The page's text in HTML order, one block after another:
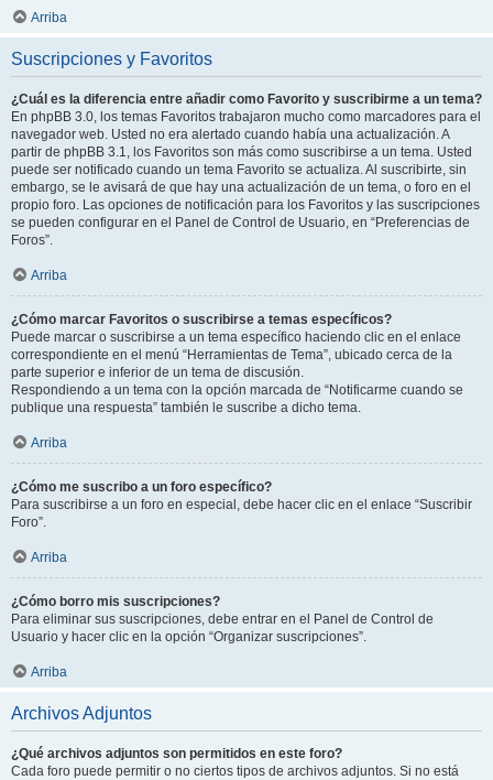
Arriba
Suscripciones y Favoritos
¿Cuál es la diferencia entre añadir como Favorito y suscribirme a un tema?
En phpBB 3.0, los temas Favoritos trabajaron mucho como marcadores para el
navegador web. Usted no era alertado cuando había una actualización. A
partir de phpBB 3.1, los Favoritos son más como suscribirse a un tema. Usted
puede ser notificado cuando un tema Favorito se actualiza. Al suscribirte, sin
embargo, se le avisará de que hay una actualización de un tema, o foro en el
propio foro. Las opciones de notificación para los Favoritos y las suscripciones
se pueden configurar en el Panel de Control de Usuario, en “Preferencias de
Foros”.
Arriba
¿Cómo marcar Favoritos o suscribirse a temas específicos?
Puede marcar o suscribirse a un tema específico haciendo clic en el enlace
correspondiente en el menú “Herramientas de Tema”, ubicado cerca de la
parte superior e inferior de un tema de discusión.
Respondiendo a un tema con la opción marcada de “Notificarme cuando se
publique una respuesta” también le suscribe a dicho tema.
Arriba
¿Cómo me suscribo a un foro específico?
Para suscribirse a un foro en especial, debe hacer clic en el enlace “Suscribir
Foro”.
Arriba
¿Cómo borro mis suscripciones?
Para eliminar sus suscripciones, debe entrar en el Panel de Control de
Usuario y hacer clic en la opción “Organizar suscripciones”.
Arriba
Archivos Adjuntos
¿Qué archivos adjuntos son permitidos en este foro?
Cada foro puede permitir o no ciertos tipos de archivos adjuntos. Si no está